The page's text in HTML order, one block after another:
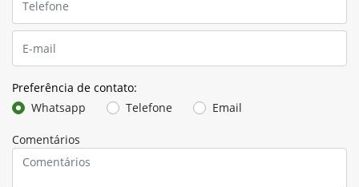
Preferência de contato:
Whatsapp
Telefone Email
Comentários